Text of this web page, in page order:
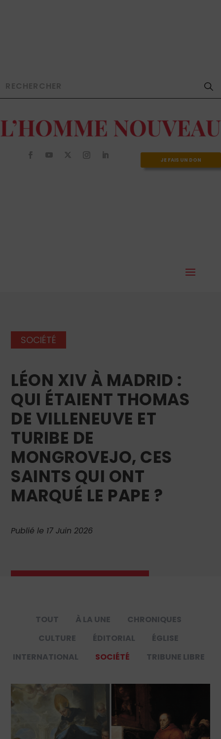
JE FAIS UN DON
SOCIÉTÉ
LÉON XIV À MADRID :
QUI ÉTAIENT THOMAS
DE VILLENEUVE ET
TURIBE DE
MONGROVEJO, CES
SAINTS QUI ONT
MARQUÉ LE PAPE ?
Publié le 17 Juin 2026
TOUT À LA UNE
CHRONIQUES
CULTURE
ÉDITORIAL
ÉGLISE
INTERNATIONAL
SOCIÉTÉ TRIBUNE LIBRE